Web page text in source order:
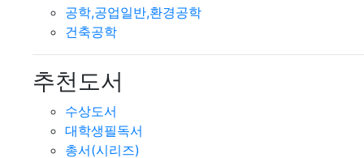
공학,공업일반,환경공학
건축공학
추천도서
수상도서
대학생필독서
총서(시리즈)